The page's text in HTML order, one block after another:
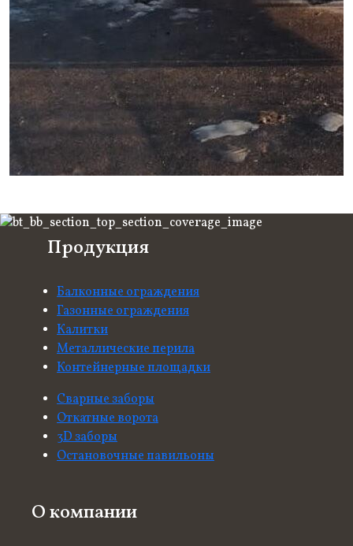
Продукция
Балконные ограждения
Газонные ограждения
Калитки
Металлические перила
Контейнерные площадки
Сварные заборы
Откатные ворота
3D заборы
Остановочные павильоны
О компании